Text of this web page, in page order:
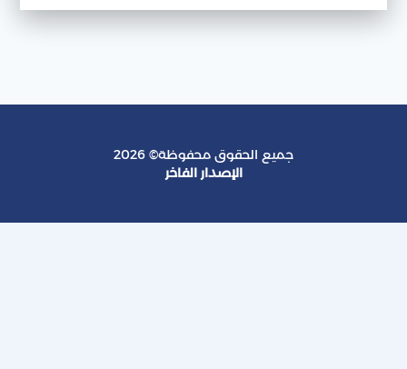
جميع الحقوق محفوظة© 2026
الإصدار الفاخر